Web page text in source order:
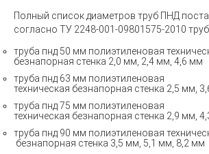
Полный список диаметров труб ПНД
согласно ТУ 2248-001-09801575-2010
труба пнд 50 мм полиэтиленовая
безнапорная стенка 2,0 мм, 2,4 мм, 4,6 мм
труба пнд 63 мм полиэтиленовая
техническая безнапорная стенка 2,5 мм,
труба пнд 75 мм полиэтиленовая
техническая безнапорная стенка 2,9 мм,
труба пнд 90 мм полиэтиленовая
безнапорная стенка 3,5 мм, 5,1 мм, 8,2 мм